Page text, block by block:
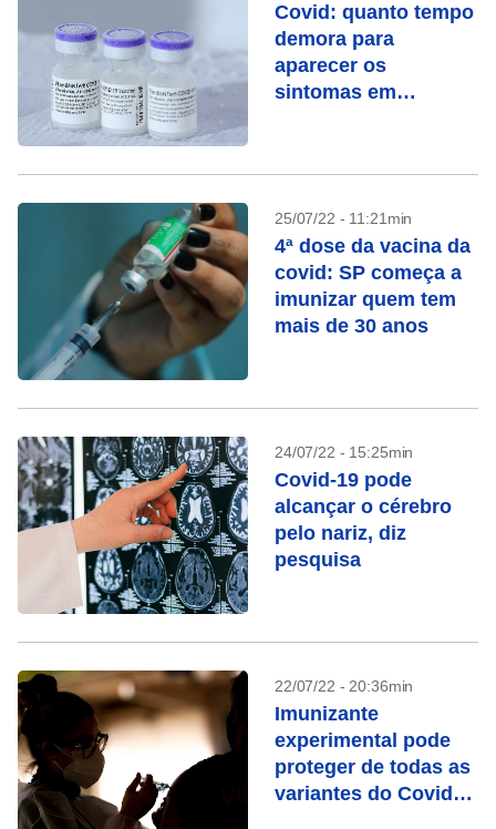
Covid: quanto tempo
demora para
aparecer os
sintomas em
25/07/22 - 11:21min
4ª dose da vacina da
covid: SP começa a
imunizar quem tem
mais de 30 anos
24/07/22 - 15:25min
Covid-19 pode
alcançar o cérebro
pelo nariz, diz
pesquisa
22/07/22 - 20:36min
Imunizante
experimental pode
proteger de todas as
variantes do Covid-